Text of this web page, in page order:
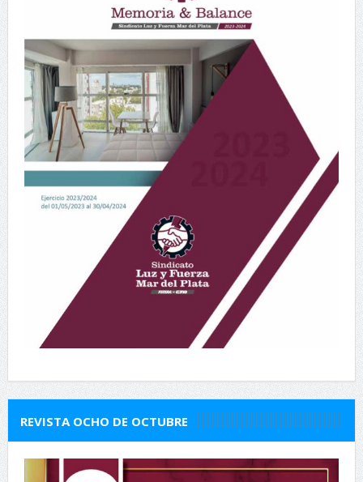
REVISTA OCHO DE OCTUBRE